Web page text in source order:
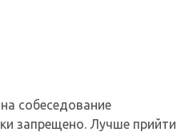
собеседование
запрещено. Лучше прийти